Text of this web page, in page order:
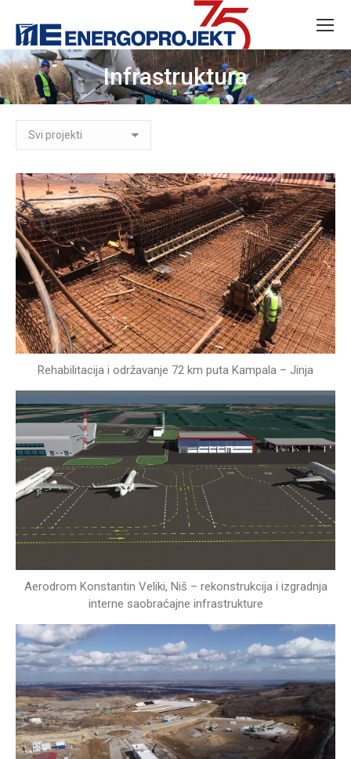
Infrastruktura
Rehabilitacija i održavanje 72 km puta Kampala – Jinja
Aerodrom Konstantin Veliki, Niš – rekonstrukcija i izgradnja
interne saobraćajne infrastrukture